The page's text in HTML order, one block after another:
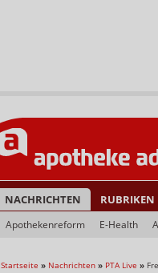
NACHRICHTEN RUBRIKEN
Apothekenreform E-Health
Startseite » Nachrichten » PTA Live »